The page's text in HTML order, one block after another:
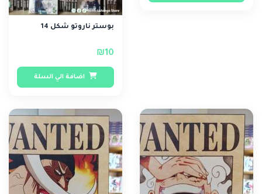
بوستر ناروتو شكل 14
₪10
اضافة الي السلة